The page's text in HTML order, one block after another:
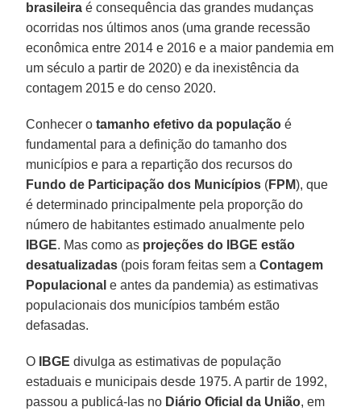
brasileira é consequência das grandes mudanças
ocorridas nos últimos anos (uma grande recessão
econômica entre 2014 e 2016 e a maior pandemia em
um século a partir de 2020) e da inexistência da
contagem 2015 e do censo 2020.
Conhecer otamanho efetivo da população é
fundamental para a definição do tamanho dos
municípios e para a repartição dos recursos do
Fundo de Participação dos Municípios (FPM), que
é determinado principalmente pela proporção do
número de habitantes estimado anualmente pelo
IBGE. Mas como as projeções do IBGE estão
desatualizadas (pois foram feitas sem aContagem
Populacional e antes da pandemia) as estimativas
populacionais dos municípios também estão
defasadas.
O IBGE divulga as estimativas de população
estaduais e municipais desde 1975. A partir de 1992,
passou a publicá-las no Diário Oficial da União, em